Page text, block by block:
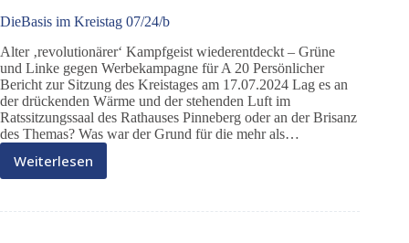
DieBasis im Kreistag 07/24/b
Alter ‚revolutionärer‘ Kampfgeist wiederentdeckt – Grüne
und Linke gegen Werbekampagne für A 20 Persönlicher
Bericht zur Sitzung des Kreistages am 17.07.2024 Lag es an
der drückenden Wärme und der stehenden Luft im
Ratssitzungssaal des Rathauses Pinneberg oder an der Brisanz
des Themas? Was war der Grund für die mehr als…
Weiterlesen
DieBasis